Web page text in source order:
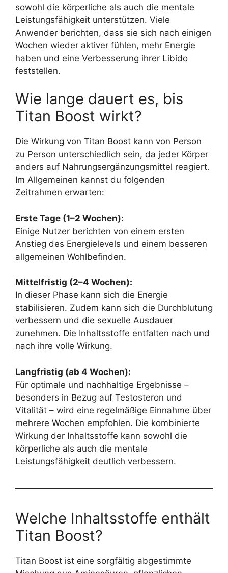
sowohl die körperliche als auch die mentale
Leistungsfähigkeit unterstützen. Viele
Anwender berichten, dass sie sich nach einigen
Wochen wieder aktiver fühlen, mehr Energie
haben und eine Verbesserung ihrer Libido
feststellen.
Wie lange dauert es, bis
Titan Boost wirkt?
Die Wirkung von Titan Boost kann von Person
zu Person unterschiedlich sein, da jeder Körper
anders auf Nahrungsergänzungsmittel reagiert.
Im Allgemeinen kannst du folgenden
Zeitrahmen erwarten:
Erste Tage (1–2 Wochen):
Einige Nutzer berichten von einem ersten
Anstieg des Energielevels und einem besseren
allgemeinen Wohlbefinden.
Mittelfristig (2–4 Wochen):
In dieser Phase kann sich die Energie
stabilisieren. Zudem kann sich die Durchblutung
verbessern und die sexuelle Ausdauer
zunehmen. Die Inhaltsstoffe entfalten nach und
nach ihre volle Wirkung.
Langfristig (ab 4 Wochen):
Für optimale und nachhaltige Ergebnisse –
besonders in Bezug auf Testosteron und
Vitalität – wird eine regelmäßige Einnahme über
mehrere Wochen empfohlen. Die kombinierte
Wirkung der Inhaltsstoffe kann sowohl die
körperliche als auch die mentale
Leistungsfähigkeit deutlich verbessern.
Welche Inhaltsstoffe enthält
Titan Boost?
Titan Boost ist eine sorgfältig abgestimmte